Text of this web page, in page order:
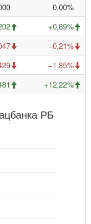
0,00%
+0,89%
−0,21%
−1,85%
+12,22%
РБ